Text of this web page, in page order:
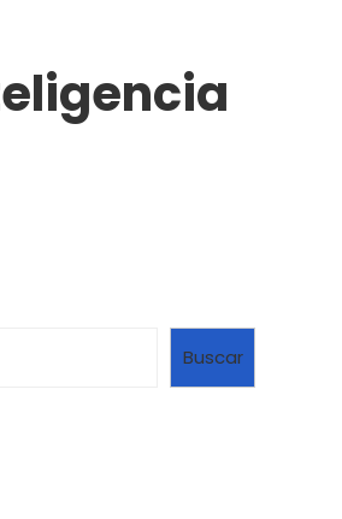
Buscar